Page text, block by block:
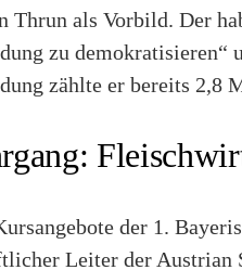
Thrun als Vorbild. Der
zu
zählte er bereits 2,8
der 1.
Leiter der